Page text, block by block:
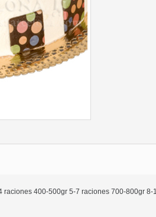
raciones 400-500gr 5-7 raciones 700-800gr